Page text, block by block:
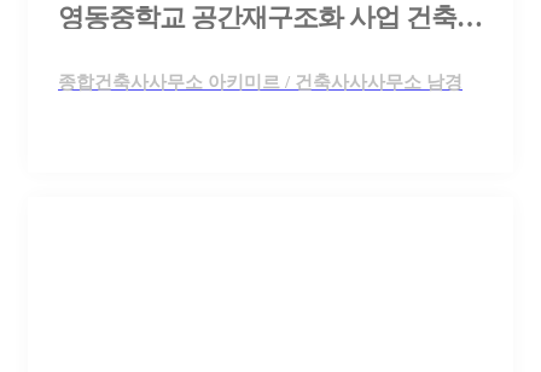
영동중학교 공간재구조화 사업 건축설계 제안공모
종합건축사사무소 아키미르 / 건축사사사무소 남경